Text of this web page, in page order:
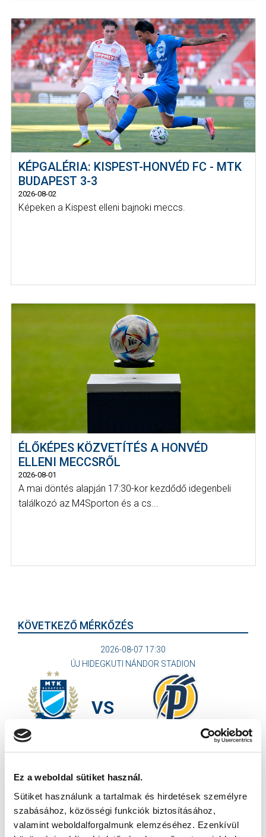
Ez a weboldal sütiket használ.
Sütiket használunk a tartalmak és hirdetések személyre
szabásához, közösségi funkciók biztosításához,
valamint weboldalforgalmunk elemzéséhez. Ezenkívül
KÉPGALÉRIA: KISPEST-HONVÉD FC - MTK
BUDAPEST 3-3
2026-08-02
Képeken a Kispest elleni bajnoki meccs.
ÉLŐKÉPES KÖZVETÍTÉS A HONVÉD
ELLENI MECCSRŐL
2026-08-01
A mai döntés alapján 17:30-kor kezdődő idegenbeli
találkozó az M4Sporton és a cs...
KÖVETKEZŐ MÉRKŐZÉS
2026-08-07 17:30
ÚJ HIDEGKUTI NÁNDOR STADION
MTK BUDAPEST
VS
PUSKÁS AKADÉMIA FC
hírlevelünkre: